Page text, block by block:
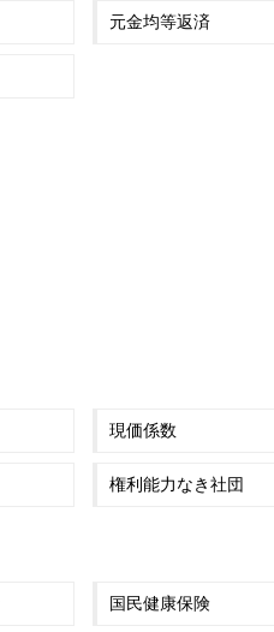
元金均等返済
現価係数
権利能力なき社団
国民健康保険